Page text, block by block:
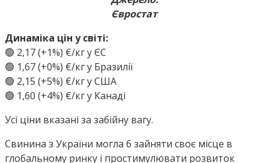
Євростат
Динаміка цін у світі:
🟢 2,17 (+1%) €/кг у ЄС
🟢 1,67 (+0%) €/кг у Бразилії
🟢 2,15 (+5%) €/кг у США
🟢 1,60 (+4%) €/кг у Канаді
Усі ціни вказані за забійну вагу.
Свинина з України могла б зайняти своє місце в
глобальному ринку і простимулювати розвиток